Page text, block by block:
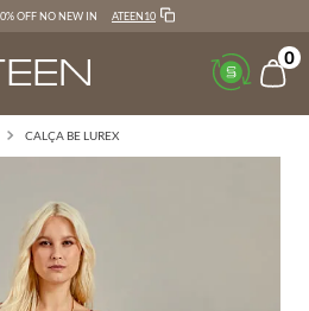
OFF NO NEW IN ATEEN10
0
CALÇA BE LUREX